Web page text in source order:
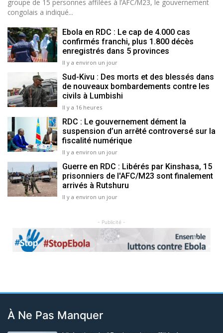
groupe de 15 personnes affilées à l’AFC/M23, le gouvernement
congolais a indiqué...
Ebola en RDC : Le cap de 4.000 cas
confirmés franchi, plus 1.800 décès
enregistrés dans 5 provinces
Il y a environ un jour
Sud-Kivu : Des morts et des blessés dans
de nouveaux bombardements contre les
civils à Lumbishi
Il y a 16 heures
RDC : Le gouvernement dément la
suspension d’un arrêté controversé sur la
fiscalité numérique
Il y a environ un jour
Guerre en RDC : Libérés par Kinshasa, 15
prisonniers de l'AFC/M23 sont finalement
arrivés à Rutshuru
Il y a environ un jour
- Publicité -
Previous Next
À Ne Pas Manquer